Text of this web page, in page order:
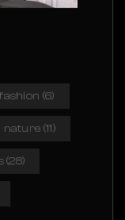
fashion (6)
nature (11)
(28)